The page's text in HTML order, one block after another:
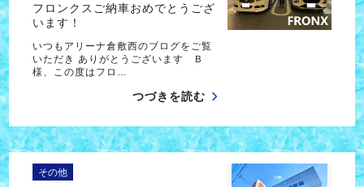
フロンクスご納車おめでとうござ
います！
いつもアリーナ倉敷西のブログをご覧
いただき ありがとうございます Ｂ
様、この度はフロ…
つづきを読む
その他